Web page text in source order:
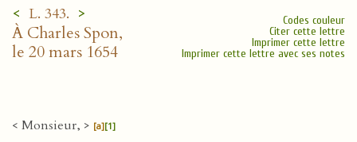
< L. 343. >
À Charles Spon,
le 20 mars 1654
Codes couleur
Citer cette lettre
Imprimer cette lettre
Imprimer cette lettre avec ses notes
< Monsieur, > [a][1]